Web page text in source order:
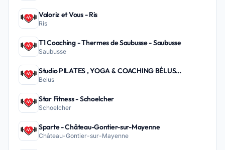
Valoriz et Vous - Ris
Ris
T1 Coaching - Thermes de Saubusse - Saubusse
Saubusse
Studio PILATES , YOGA & COACHING BÉLUS
PEYREHORADE - Belus
Belus
Star Fitness - Schoelcher
Schoelcher
Sparte - Château-Gontier-sur-Mayenne
Château-Gontier-sur-Mayenne